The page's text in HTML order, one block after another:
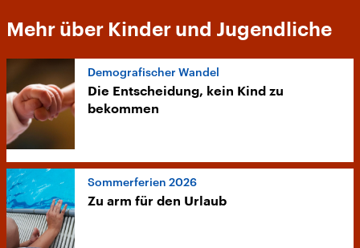
Mehr über Kinder und Jugendliche
Demografischer Wandel
Die Entscheidung, kein Kind zu
bekommen
Sommerferien 2026
Zu arm für den Urlaub